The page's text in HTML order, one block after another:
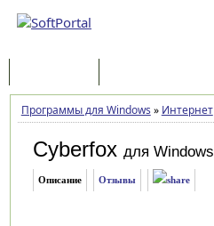
Программы для Windows » Интернет
Cyberfox для Windows
Описание Отзывы